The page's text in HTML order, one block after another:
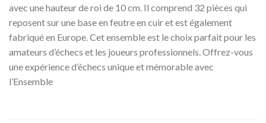
avec une hauteur de roi de 10 cm. Il comprend 32 pièces qui
reposent sur une base en feutre en cuir et est également
fabriqué en Europe. Cet ensemble est le choix parfait pour les
amateurs d’échecs et les joueurs professionnels. Offrez-vous
une expérience d’échecs unique et mémorable avec
l’Ensemble